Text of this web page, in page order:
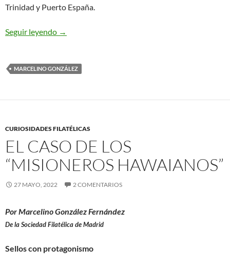
Trinidad y Puerto España.
Seguir leyendo Lady Mcleod, uno de los primeros sellos con
→
MARCELINO GONZÁLEZ
CURIOSIDADES FILATÉLICAS
EL CASO DE LOS
“MISIONEROS HAWAIANOS”
27 MAYO, 2022 2 COMENTARIOS
Por Marcelino González Fernández
De la Sociedad Filatélica de Madrid
Sellos con protagonismo